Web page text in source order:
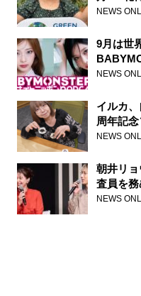
NEWS
9月は世
トニッポ
NEWS
イルカ
周年記
NEWS
朝井リ
査員を
の特別番
NEWS